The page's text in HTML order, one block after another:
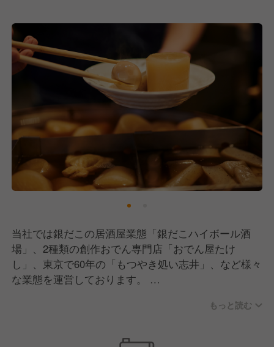
当社では銀だこの居酒屋業態「銀だこハイボール酒
場」、2種類の創作おでん専門店「おでん屋たけ
し」、東京で60年の「もつやき処い志井」、など様々
な業態を運営しております。
入社した後に他の事業部（違う経験を積むことも可能
もっと読む